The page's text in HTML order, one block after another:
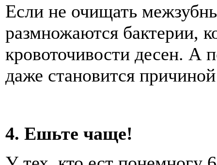
Если не очищать
размножаются бактерии,
кровоточивости десен. А
даже становится
4. Ешьте чаще!